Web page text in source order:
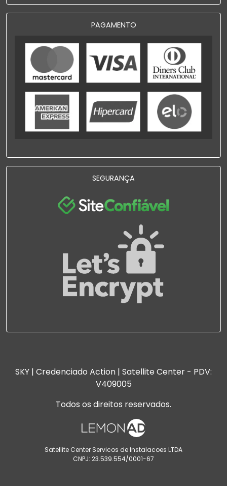
PAGAMENTO
SEGURANÇA
SKY | Credenciado Action | Satellite Center - PDV:
V409005
Todos os direitos reservados.
Satellite Center Servicos de Instalacoes LTDA
CNPJ: 23.539.554/0001-67